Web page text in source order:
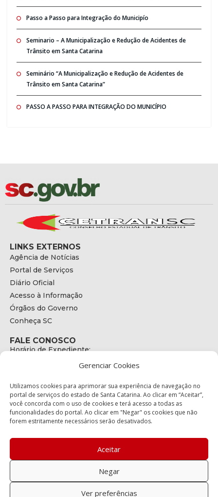
Gerenciar Cookies
Utilizamos cookies para aprimorar sua experiência de navegação no
portal de serviços do estado de Santa Catarina. Ao clicar em “Aceitar”,
você concorda com o uso de cookies e terá acesso a todas as
funcionalidades do portal. Ao clicar em "Negar" os cookies que não
forem estritamente necessários serão desativados.
Aceitar
Negar
Ver preferências
Passo a Passo para Integração do Municipío
Seminario – A Municipalização e Redução de Acidentes de
Trânsito em Santa Catarina
Seminário “A Municipalização e Redução de Acidentes de
Trânsito em Santa Catarina”
PASSO A PASSO PARA INTEGRAÇÃO DO MUNICÍPIO
LINKS EXTERNOS
Agência de Notícias
Portal de Serviços
Diário Oficial
Acesso à Informação
Órgãos do Governo
Conheça SC
FALE CONOSCO
Horário de Expediente:
E-mail:
secretariaexecutiva@cetran.sc.gov.br
ENDEREÇO
Endereço:
Bairro:
Coqueiros, Florianópolis SC
88.080-160
Política de privacidade